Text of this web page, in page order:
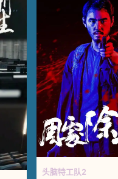
头脑特工队2